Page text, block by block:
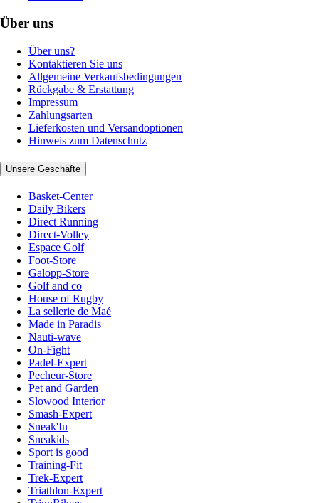
Über uns
Über uns?
Kontaktieren Sie uns
Allgemeine Verkaufsbedingungen
Rückgabe & Erstattung
Impressum
Zahlungsarten
Lieferkosten und Versandoptionen
Hinweis zum Datenschutz
Unsere Geschäfte
Basket-Center
Daily Bikers
Direct Running
Direct-Volley
Espace Golf
Foot-Store
Galopp-Store
Golf and co
House of Rugby
La sellerie de Maé
Made in Paradis
Nauti-wave
On-Fight
Padel-Expert
Pecheur-Store
Pet and Garden
Slowood Interior
Smash-Expert
Sneak'In
Sneakids
Sport is good
Training-Fit
Trek-Expert
Triathlon-Expert